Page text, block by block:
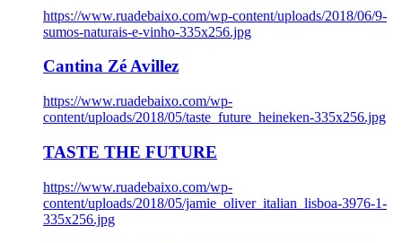
https://www.ruadebaixo.com/wp-content/uploads/2018/06/9-
sumos-naturais-e-vinho-335x256.jpg
Cantina Zé Avillez
https://www.ruadebaixo.com/wp-
content/uploads/2018/05/taste_future_heineken-335x256.jpg
TASTE THE FUTURE
https://www.ruadebaixo.com/wp-
content/uploads/2018/05/jamie_oliver_italian_lisboa-3976-1-
335x256.jpg